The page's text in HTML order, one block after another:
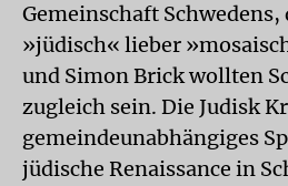
Gemeinschaft
»jüdisch« lieber
und Simon Brick wollten
zugleich sein. Die Judisk
gemeindeunabhängiges
jüdische Renaissance in